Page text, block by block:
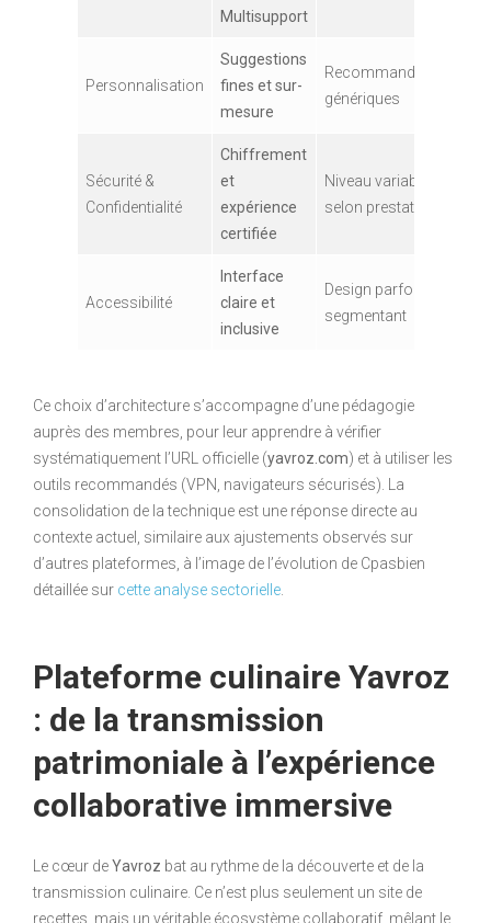
Multisupport
Personnalisation
Suggestions
fines et sur-
mesure
Recommandations
génériques
Sécurité &
Confidentialité
Chiffrement
et
expérience
certifiée
Niveau variable
selon prestataire
Accessibilité
Interface
claire et
inclusive
Design parfois
segmentant
Ce choix d’architecture s’accompagne d’une pédagogie
auprès des membres, pour leur apprendre à vérifier
systématiquement l’URL officielle (yavroz.com) et à utiliser les
outils recommandés (VPN, navigateurs sécurisés). La
consolidation de la technique est une réponse directe au
contexte actuel, similaire aux ajustements observés sur
d’autres plateformes, à l’image de l’évolution de Cpasbien
détaillée sur cette analyse sectorielle
Plateforme culinaire Yavroz
: de la transmission
patrimoniale à l’expérience
collaborative immersive
Le cœur deYavroz bat au rythme de la découverte et de la
transmission culinaire. Ce n’est plus seulement un site de
recettes, mais un véritable écosystème collaboratif, mêlant le